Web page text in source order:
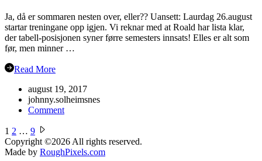
Ja, då er sommaren nesten over, eller?? Uansett: Laurdag 26.august
startar treningane opp igjen. Vi reknar med at Roald har lista klar,
der tabell-posisjonen syner førre semesters innsats! Elles er alt som
før, men minner …
Read More
august 19, 2017
johnny.solheimsnes
Commenton
2017
Sidepaginering
1 2 … 9
Copyright ©2026 All rights reserved.
Made by RoughPixels.com